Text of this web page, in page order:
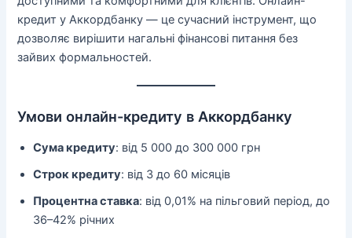
кредит у Аккордбанку — це сучасний інструмент, що
дозволяє вирішити нагальні фінансові питання без
зайвих формальностей.
Умови онлайн-кредиту в Аккордбанку
Сума кредиту: від 5 000 до 300 000 грн
Строк кредиту: від 3 до 60 місяців
Процентна ставка: від 0,01% на пільговий період, до
36–42% річних